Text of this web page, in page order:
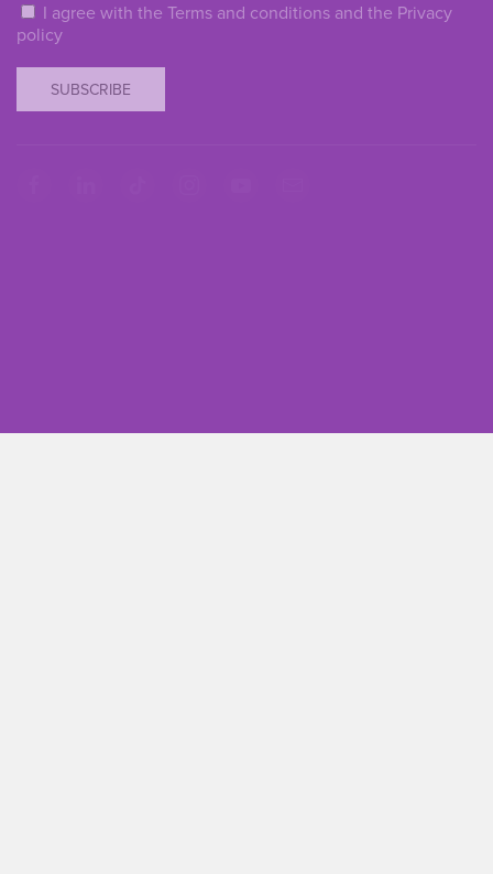
I agree with the Terms and conditions and the Privacy
policy
SUBSCRIBE